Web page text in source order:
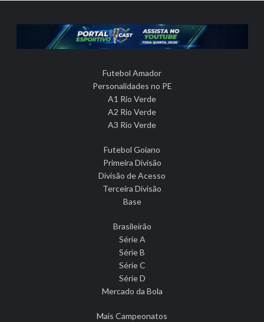
Futebol Amador
Personalidades no PE
A1 Rio Verde
A2 Rio Verde
A3 Rio Verde
Futebol Goiano
Primeira Divisão
Divisão de Acesso
Terceira Divisão
Base
Brasileirão
Série A
Série B
Série C
Série D
Mercado da Bola
Mais Campeonatos